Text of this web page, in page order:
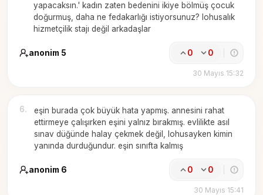
yapacaksın.' kadın zaten bedenini ikiye bölmüş çocuk
doğurmuş, daha ne fedakarlığı istiyorsunuz? lohusalık
hizmetçilik stajı değil arkadaşlar
anonim 5 0 0
30 Mayıs 15:32
6.
eşin burada çok büyük hata yapmış. annesini rahat
ettirmeye çalışırken eşini yalnız bırakmış. evlilikte asıl
sınav düğünde halay çekmek değil, lohusayken kimin
yanında durduğundur. eşin sınıfta kalmış
anonim 6 0 0
30 Mayıs 15:41